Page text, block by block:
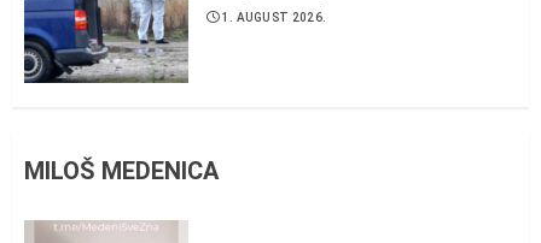
1. AUGUST 2026.
MILOŠ MEDENICA